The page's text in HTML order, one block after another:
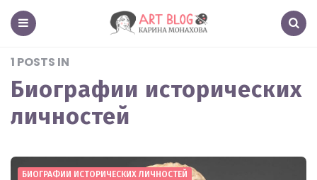
1 POSTS IN
Биографии исторических
личностей
БИОГРАФИИ ИСТОРИЧЕСКИХ ЛИЧНОСТЕЙ